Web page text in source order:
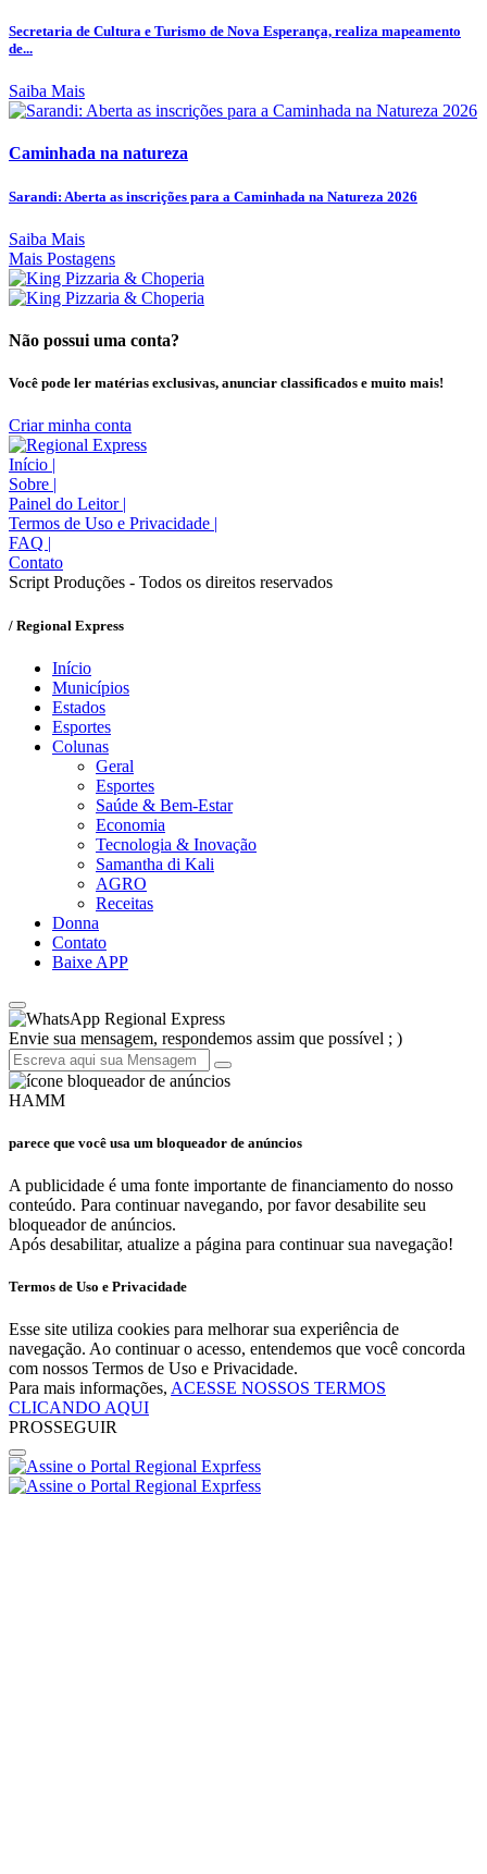
Secretaria de Cultura e Turismo de Nova Esperança, realiza mapeamento
de...
Saiba Mais
Caminhada na natureza
Sarandi: Aberta as inscrições para a Caminhada na Natureza 2026
Saiba Mais
Mais Postagens
Não possui uma conta?
Você pode ler matérias exclusivas, anunciar classificados e muito mais!
Criar minha conta
Início |
Sobre |
Painel do Leitor |
Termos de Uso e Privacidade |
FAQ |
Contato
Script Produções - Todos os direitos reservados
/ Regional Express
Início
Municípios
Estados
Esportes
Colunas
Geral
Esportes
Saúde & Bem-Estar
Economia
Tecnologia & Inovação
Samantha di Kali
AGRO
Receitas
Donna
Contato
Baixe APP
Regional Express
Envie sua mensagem, respondemos assim que possível ; )
HAMM
parece que você usa um bloqueador de anúncios
A publicidade é uma fonte importante de financiamento do nosso
conteúdo. Para continuar navegando, por favor desabilite seu
bloqueador de anúncios.
Após desabilitar, atualize a página para continuar sua navegação!
Termos de Uso e Privacidade
Esse site utiliza cookies para melhorar sua experiência de
navegação. Ao continuar o acesso, entendemos que você concorda
com nossos Termos de Uso e Privacidade.
Para mais informações, ACESSE NOSSOS TERMOS
CLICANDO AQUI
PROSSEGUIR